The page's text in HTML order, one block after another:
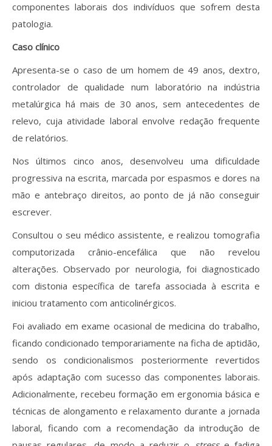
componentes laborais dos indivíduos que sofrem desta
patologia.
Caso clínico
Apresenta-se o caso de um homem de 49 anos, dextro,
controlador de qualidade num laboratório na indústria
metalúrgica há mais de 30 anos, sem antecedentes de
relevo, cuja atividade laboral envolve redação frequente
de relatórios.
Nos últimos cinco anos, desenvolveu uma dificuldade
progressiva na escrita, marcada por espasmos e dores na
mão e antebraço direitos, ao ponto de já não conseguir
escrever.
Consultou o seu médico assistente, e realizou tomografia
computorizada crânio-encefálica que não revelou
alterações. Observado por neurologia, foi diagnosticado
com distonia específica de tarefa associada à escrita e
iniciou tratamento com anticolinérgicos.
Foi avaliado em exame ocasional de medicina do trabalho,
ficando condicionado temporariamente na ficha de aptidão,
sendo os condicionalismos posteriormente revertidos
após adaptação com sucesso das componentes laborais.
Adicionalmente, recebeu formação em ergonomia básica e
técnicas de alongamento e relaxamento durante a jornada
laboral, ficando com a recomendação da introdução de